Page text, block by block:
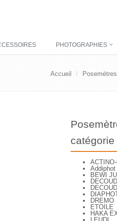
PHOTOGRAPHIES
Accueil Posemètres
catégorie
Addiphot
BEWI
DREMO
ETOILE
HAKA